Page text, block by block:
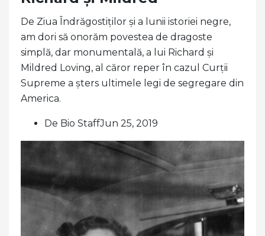
De Ziua Îndrăgostiților și a lunii istoriei negre,
am dori să onorăm povestea de dragoste
simplă, dar monumentală, a lui Richard și
Mildred Loving, al căror reper în cazul Curții
Supreme a șters ultimele legi de segregare din
America.
De Bio StaffJun 25, 2019